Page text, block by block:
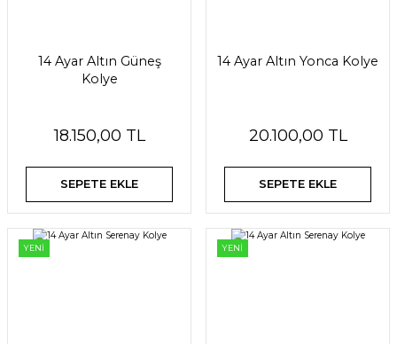
14 Ayar Altın Güneş
Kolye
18.150,00 TL
SEPETE EKLE
14 Ayar Altın Yonca Kolye
20.100,00 TL
SEPETE EKLE
YENİ YENİ